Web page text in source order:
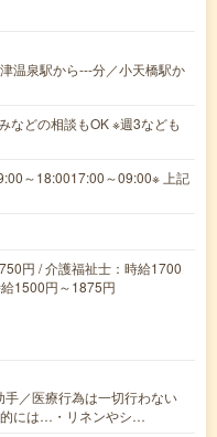
温泉駅から---分／小天橋駅か
などの相談もOK ※週3なども
～18:0017:00～09:00※ 上記
円 / 介護福祉士：時給1700
1500円～1875円
／医療行為は一切行わない
には…・リネンやシ…